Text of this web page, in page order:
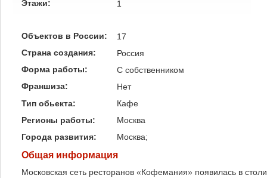
Этажи:
1
Объектов в России:
17
Страна создания:
Россия
Форма работы:
C собственником
Франшиза:
Нет
Тип обьекта:
Кафе
Регионы работы:
Москва
Города развития:
Москва;
Общая информация
Московская сеть ресторанов «Кофемания» появилась в